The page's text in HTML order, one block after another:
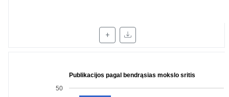
+
Publikacijos pagal bendrąsias mokslo sritis
50